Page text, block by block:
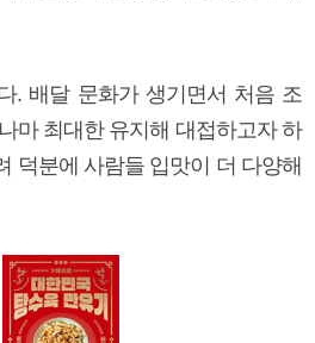
. 배달 문화가 생기면서 처음 조
마 최대한 유지해 대접하고자 하
덕분에 사람들 입맛이 더 다양해